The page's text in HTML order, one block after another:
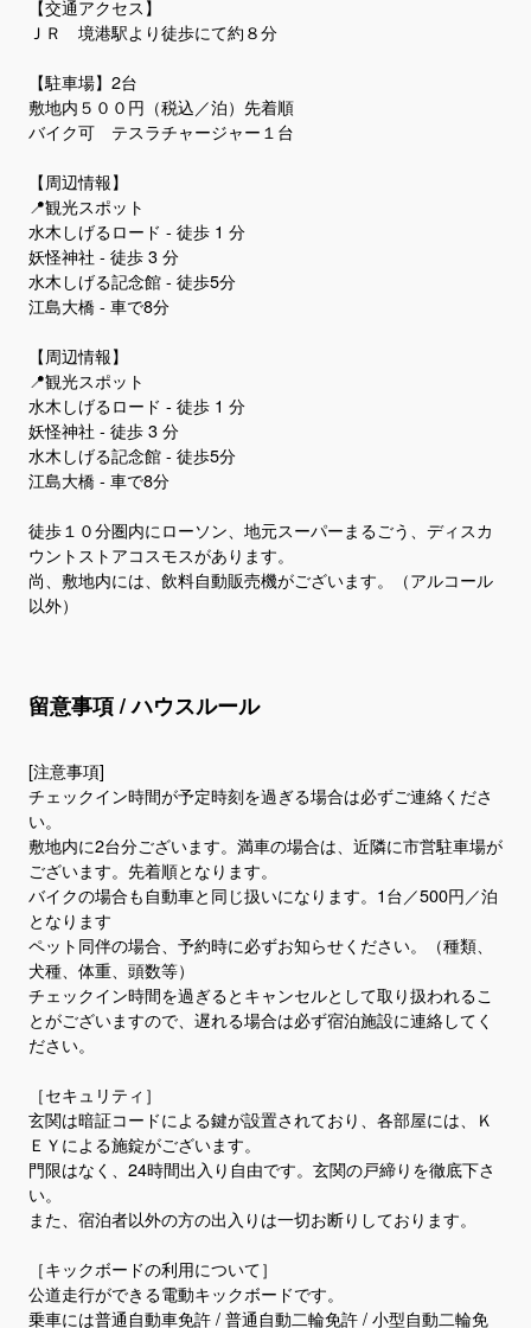
【交通アクセス】
ＪＲ 境港駅より徒歩にて約８分
【駐車場】2台
敷地内５００円（税込／泊）先着順
バイク可 テスラチャージャー１台
【周辺情報】
📍観光スポット
水木しげるロード - 徒歩 1 分
妖怪神社 - 徒歩 3 分
水木しげる記念館 - 徒歩5分
江島大橋 - 車で8分
【周辺情報】
📍観光スポット
水木しげるロード - 徒歩 1 分
妖怪神社 - 徒歩 3 分
水木しげる記念館 - 徒歩5分
江島大橋 - 車で8分
徒歩１０分圏内にローソン、地元スーパーまるごう、ディスカ
ウントストアコスモスがあります。
尚、敷地内には、飲料自動販売機がございます。（アルコール
留意事項 / ハウスルール
[注意事項]
チェックイン時間が予定時刻を過ぎる場合は必ずご連絡くださ
い。
敷地内に2台分ございます。満車の場合は、近隣に市営駐車場が
ございます。先着順となります。
バイクの場合も自動車と同じ扱いになります。1台／500円／泊
となります
ペット同伴の場合、予約時に必ずお知らせください。（種類、
犬種、体重、頭数等）
チェックイン時間を過ぎるとキャンセルとして取り扱われるこ
とがございますので、遅れる場合は必ず宿泊施設に連絡してく
ださい。
［セキュリティ］
玄関は暗証コードによる鍵が設置されており、各部屋には、Ｋ
ＥＹによる施錠がございます。
門限はなく、24時間出入り自由です。玄関の戸締りを徹底下さ
い。
また、宿泊者以外の方の出入りは一切お断りしております。
［キックボードの利用について］
公道走行ができる電動キックボードです。
乗車には普通自動車免許 / 普通自動二輪免許 / 小型自動二輪免